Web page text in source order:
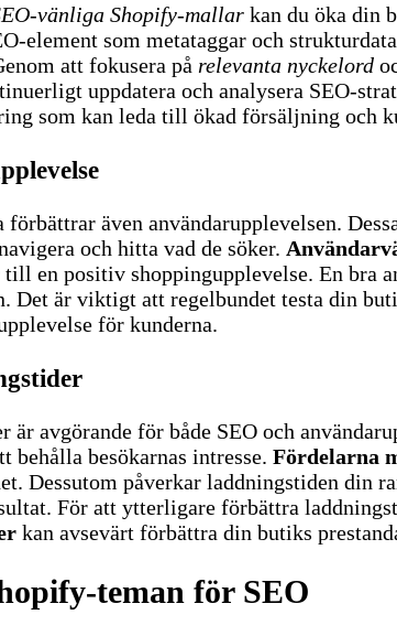
vänliga Shopify-mallar kan du öka din
element som metataggar och
att fokusera på relevanta nyckelord
uppdatera och analysera SEO-
som kan leda till ökad försäljning och
även användarupplevelsen.
och hitta vad de söker.
en positiv shoppingupplevelse. En bra
Det är viktigt att regelbundet testa din
för kunderna.
är avgörande för både SEO och
besökarnas intresse. Fördelarna
Dessutom påverkar laddningstiden din
För att ytterligare förbättra
kan avsevärt förbättra din butiks
teman för SEO